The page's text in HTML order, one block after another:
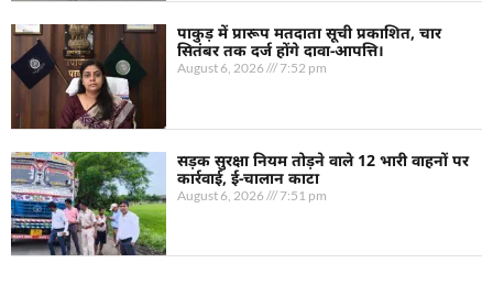
पाकुड़ में प्रारूप मतदाता सूची प्रकाशित, चार
सितंबर तक दर्ज होंगे दावा-आपत्ति।
August 6, 2026 7:52 pm
सड़क सुरक्षा नियम तोड़ने वाले 12 भारी वाहनों पर
कार्रवाई, ई-चालान काटा
August 6, 2026 7:51 pm